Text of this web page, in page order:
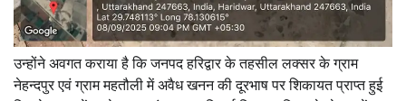
उन्होंने अवगत कराया है कि जनपद हरिद्वार के तहसील लक्सर के ग्राम
नेहन्दपुर एवं ग्राम महतौली में अवैध खनन की दूरभाष पर शिकायत प्राप्त हुई